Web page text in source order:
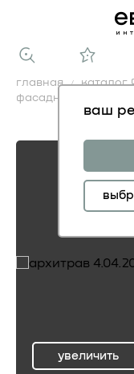
ваш
главная
фасадные
увеличить